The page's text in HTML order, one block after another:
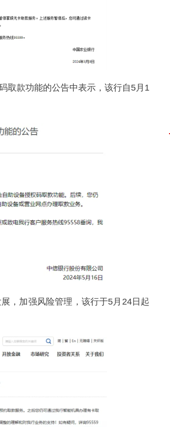
取款功能的公告中表示，该行自5月1
，加强风险管理，该行于5月24日起